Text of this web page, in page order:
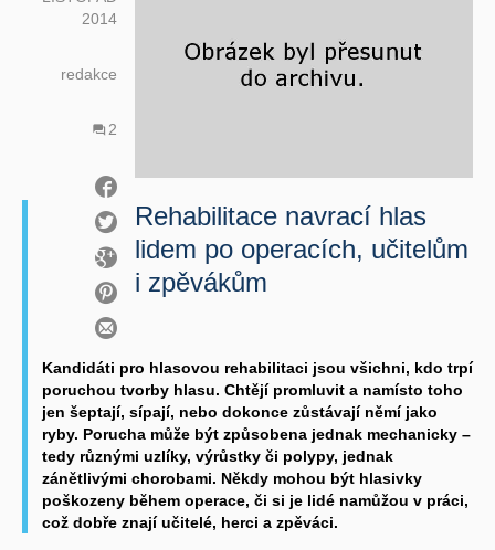
2014
redakce
2
Rehabilitace navrací hlas
lidem po operacích, učitelům
i zpěvákům
Kandidáti pro hlasovou rehabilitaci jsou všichni, kdo trpí
poruchou tvorby hlasu. Chtějí promluvit a namísto toho
jen šeptají, sípají, nebo dokonce zůstávají němí jako
ryby. Porucha může být způsobena jednak mechanicky –
tedy různými uzlíky, výrůstky či polypy, jednak
zánětlivými chorobami. Někdy mohou být hlasivky
poškozeny během operace, či si je lidé namůžou v práci,
což dobře znají učitelé, herci a zpěváci.